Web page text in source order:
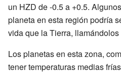
un HZD de -0.5 a +0.5.
planeta en esta región podría
vida que la Tierra,
Los planetas en esta zona,
tener temperaturas medias